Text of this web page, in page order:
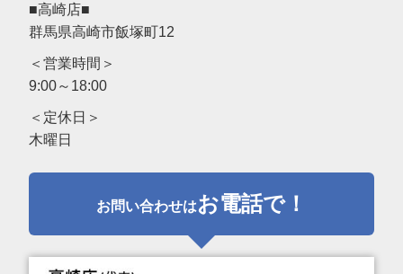
■高崎店■
群馬県高崎市飯塚町12
＜営業時間＞
9:00～18:00
＜定休日＞
木曜日
お問い合わせはお電話で！